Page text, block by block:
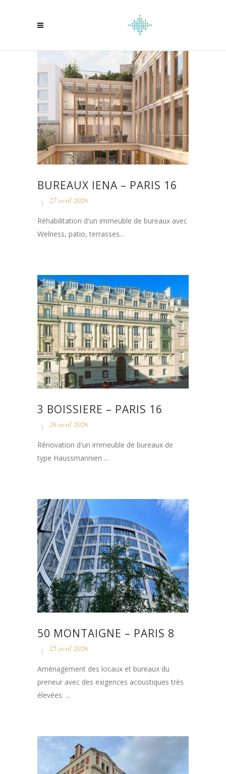
BUREAUX IENA – PARIS 16
27 avril 2026
Réhabilitation d'un immeuble de bureaux avec
Welness, patio, terrasses...
3 BOISSIERE – PARIS 16
26 avril 2026
Rénovation d'un immeuble de bureaux de
type Haussmannien ...
50 MONTAIGNE – PARIS 8
25 avril 2026
Aménagement des locaux et bureaux du
preneur avec des exigences acoustiques très
élevées. ...